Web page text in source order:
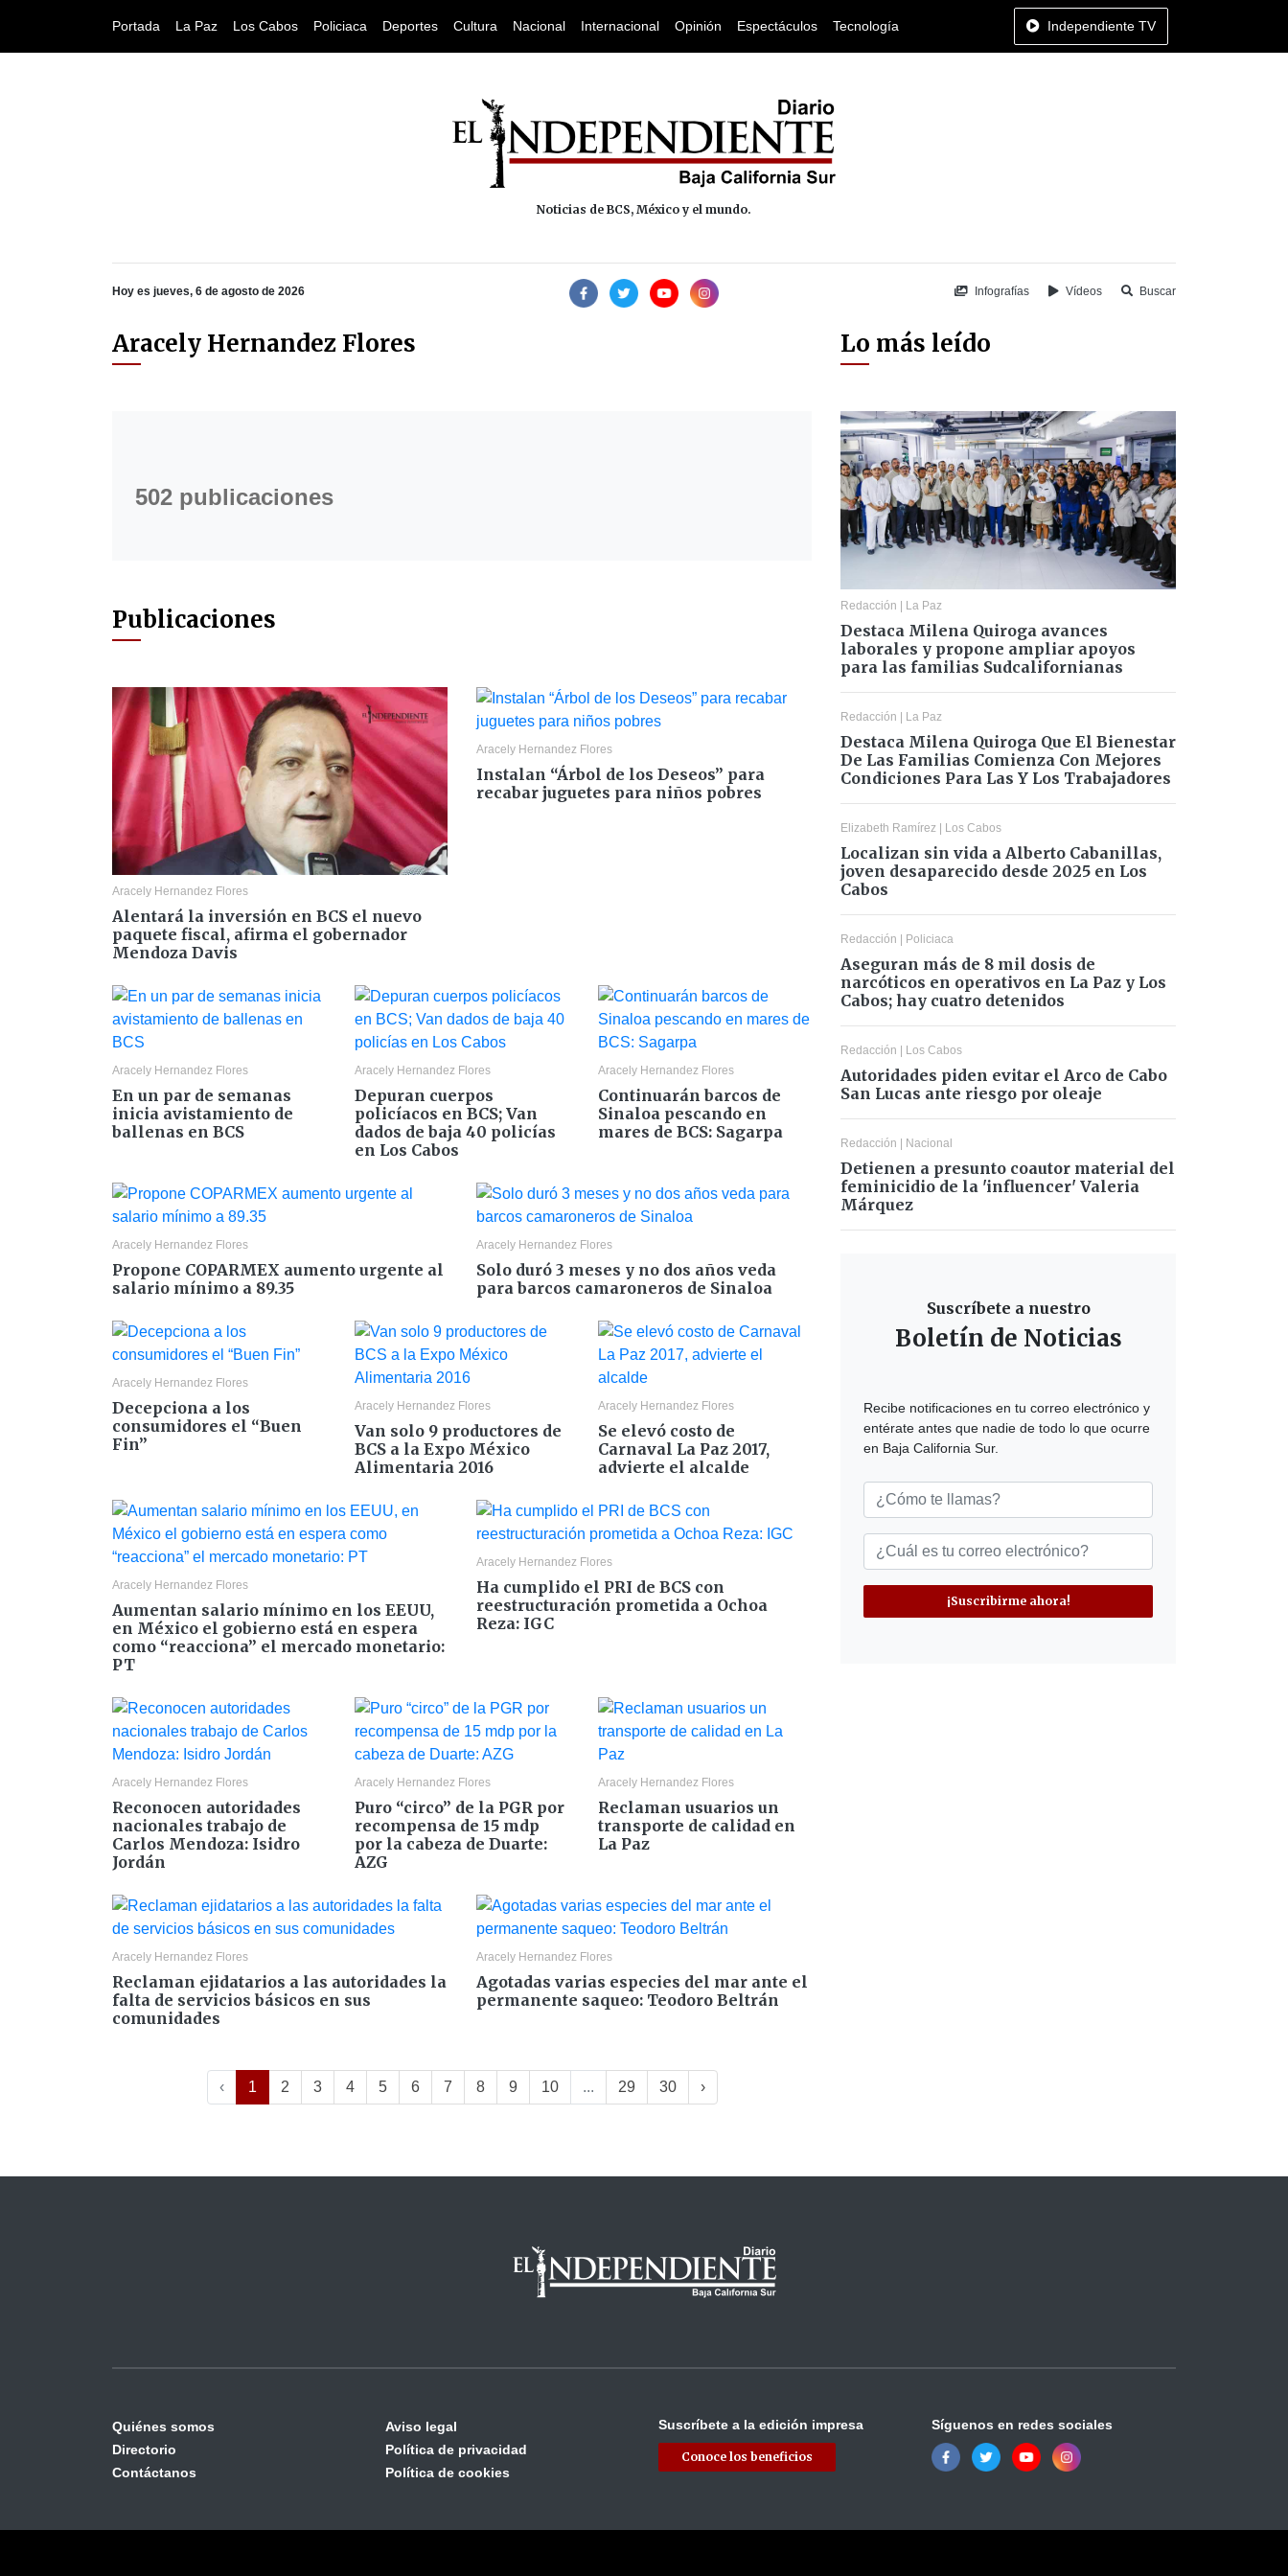
Portada La Paz Los Cabos Policiaca Deportes Cultura Nacional Internacional Opinión Espectáculos Tecnología Independiente TV
Noticias de BCS, México y el mundo.
Hoy es jueves, 6 de agosto de 2026 Infografías Vídeos Buscar
Aracely Hernandez Flores
502 publicaciones
Publicaciones
Aracely Hernandez Flores
Alentará la inversión en BCS el nuevo
paquete fiscal, afirma el gobernador
Mendoza Davis
Aracely Hernandez Flores
Instalan “Árbol de los Deseos” para
recabar juguetes para niños pobres
Aracely Hernandez Flores
En un par de semanas
inicia avistamiento de
ballenas en BCS
Aracely Hernandez Flores
Depuran cuerpos
policíacos en BCS; Van
dados de baja 40 policías
en Los Cabos
Aracely Hernandez Flores
Continuarán barcos de
Sinaloa pescando en
mares de BCS: Sagarpa
Aracely Hernandez Flores
Propone COPARMEX aumento urgente al
salario mínimo a 89.35
Aracely Hernandez Flores
Solo duró 3 meses y no dos años veda
para barcos camaroneros de Sinaloa
Aracely Hernandez Flores
Decepciona a los
consumidores el “Buen
Fin”
Aracely Hernandez Flores
Van solo 9 productores de
BCS a la Expo México
Alimentaria 2016
Aracely Hernandez Flores
Se elevó costo de
Carnaval La Paz 2017,
advierte el alcalde
Aracely Hernandez Flores
Aumentan salario mínimo en los EEUU,
en México el gobierno está en espera
como “reacciona” el mercado monetario:
PT
Aracely Hernandez Flores
Ha cumplido el PRI de BCS con
reestructuración prometida a Ochoa
Reza: IGC
Aracely Hernandez Flores
Reconocen autoridades
nacionales trabajo de
Carlos Mendoza: Isidro
Jordán
Aracely Hernandez Flores
Puro “circo” de la PGR por
recompensa de 15 mdp
por la cabeza de Duarte:
AZG
Aracely Hernandez Flores
Reclaman usuarios un
transporte de calidad en
La Paz
Aracely Hernandez Flores
Reclaman ejidatarios a las autoridades la
falta de servicios básicos en sus
comunidades
Aracely Hernandez Flores
Agotadas varias especies del mar ante el
permanente saqueo: Teodoro Beltrán
‹ 1 2 3 4 5 6 7 8 9 10 ... 29 30 ›
Lo más leído
Redacción | La Paz
Destaca Milena Quiroga avances
laborales y propone ampliar apoyos
para las familias Sudcalifornianas
Redacción | La Paz
Destaca Milena Quiroga Que El Bienestar
De Las Familias Comienza Con Mejores
Condiciones Para Las Y Los Trabajadores
Elizabeth Ramírez | Los Cabos
Localizan sin vida a Alberto Cabanillas,
joven desaparecido desde 2025 en Los
Cabos
Redacción | Policiaca
Aseguran más de 8 mil dosis de
narcóticos en operativos en La Paz y Los
Cabos; hay cuatro detenidos
Redacción | Los Cabos
Autoridades piden evitar el Arco de Cabo
San Lucas ante riesgo por oleaje
Redacción | Nacional
Detienen a presunto coautor material del
feminicidio de la 'influencer' Valeria
Márquez
Suscríbete a nuestro
Boletín de Noticias
Recibe notificaciones en tu correo electrónico y
entérate antes que nadie de todo lo que ocurre
en Baja California Sur.
¡Suscribirme ahora!
Quiénes somos
Directorio
Contáctanos
Aviso legal
Política de privacidad
Política de cookies
Suscríbete a la edición impresa
Conoce los beneficios
Síguenos en redes sociales